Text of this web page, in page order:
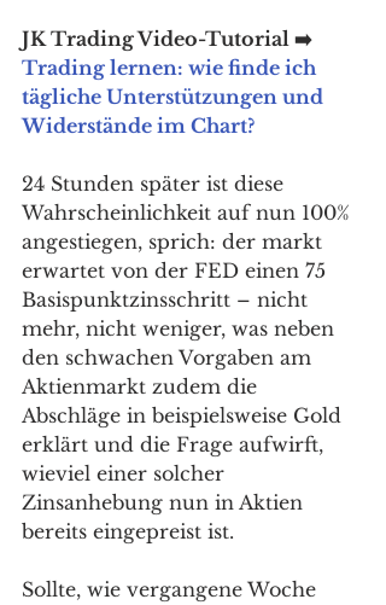
JK Trading Video-Tutorial ➡️
Trading lernen: wie finde ich
tägliche Unterstützungen und
Widerstände im Chart?
24 Stunden später ist diese
Wahrscheinlichkeit auf nun 100%
angestiegen, sprich: der markt
erwartet von der FED einen 75
Basispunktzinsschritt – nicht
mehr, nicht weniger, was neben
den schwachen Vorgaben am
Aktienmarkt zudem die
Abschläge in beispielsweise Gold
erklärt und die Frage aufwirft,
wieviel einer solcher
Zinsanhebung nun in Aktien
bereits eingepreist ist.
Sollte, wie vergangene Woche